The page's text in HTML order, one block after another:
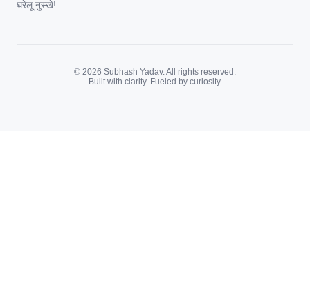
घरेलू नुस्खे!
© 2026 Subhash Yadav. All rights reserved.
Built with clarity. Fueled by curiosity.